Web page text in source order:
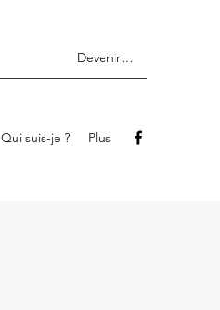
Devenir membre
Qui suis-je ? Plus